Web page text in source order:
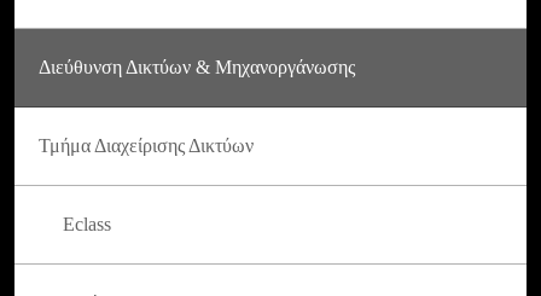
Διεύθυνση Δικτύων & Μηχανοργάνωσης
Τμήμα Διαχείρισης Δικτύων
Eclass